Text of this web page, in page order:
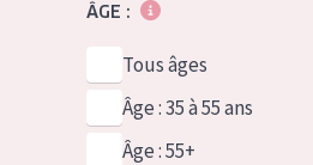
ÂGE :
Tous âges
Âge : 35 à 55 ans
Âge : 55+